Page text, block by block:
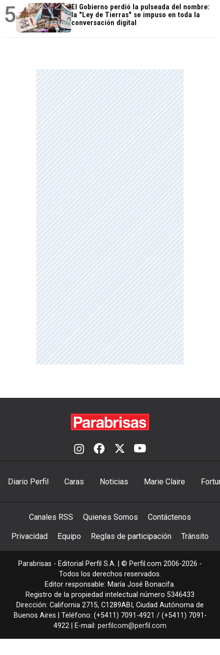
5
El Gobierno perdió la pulseada del nombre:
la "Ley de Tierras" se impuso en toda la
conversación digital
Diario Perfil Caras Noticias Marie Claire
Canales RSS Quienes Somos Contáctenos
Privacidad Equipo Reglas de participación Tránsito
Parabrisas - Editorial Perfil S.A. | © Perfil.com 2006-2026 -
Todos los derechos reservados.
Editor responsable: María José Bonacifa.
Registro de la propiedad intelectual número 5346433
Dirección: California 2715, C1289ABI , Ciudad Autónoma de
Buenos Aires | Teléfono: (+5411) 7091-4921 / (+5411) 7091-
4922 | E-mail: perfilcom@perfil.com